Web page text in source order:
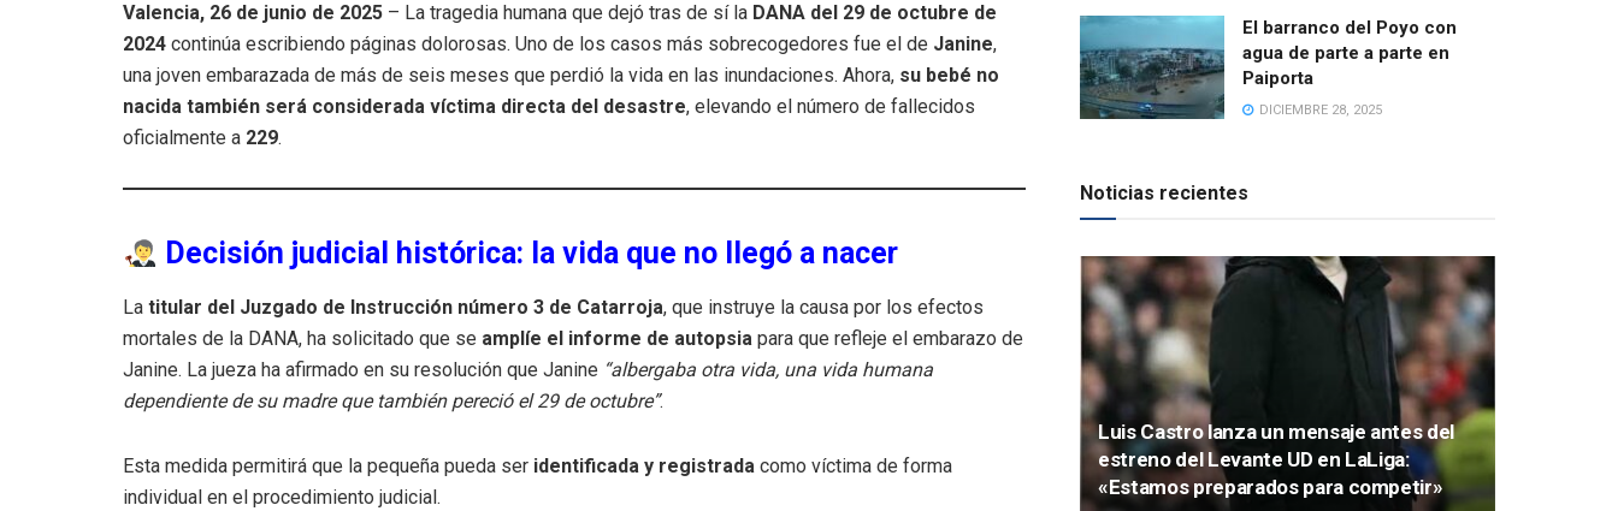
Valencia, 26 de junio de 2025 – La tragedia humana que dejó tras de sí la DANA del 29 de octubre de
2024 continúa escribiendo páginas dolorosas. Uno de los casos más sobrecogedores fue el de Janine,
una joven embarazada de más de seis meses que perdió la vida en las inundaciones. Ahora, su bebé no
nacida también será considerada víctima directa del desastre, elevando el número de fallecidos
oficialmente a 229.
Decisión judicial histórica: la vida que no llegó a nacer
La titular del Juzgado de Instrucción número 3 de Catarroja, que instruye la causa por los efectos
mortales de la DANA, ha solicitado que se amplíe el informe de autopsia para que refleje el embarazo de
Janine. La jueza ha afirmado en su resolución que Janine “albergaba otra vida, una vida humana
dependiente de su madre que también pereció el 29 de octubre”.
Esta medida permitirá que la pequeña pueda ser identificada y registrada como víctima de forma
individual en el procedimiento judicial.
El barranco del Poyo con
agua de parte a parte en
Paiporta
DICIEMBRE 28, 2025
Noticias recientes
Luis Castro lanza un mensaje antes del
estreno del Levante UD en LaLiga:
«Estamos preparados para competir»